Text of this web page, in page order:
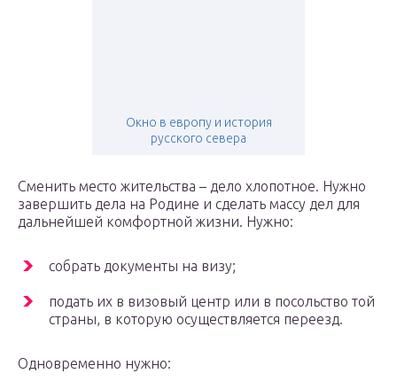
Окно в европу и история
русского севера
Сменить место жительства – дело хлопотное. Нужно
завершить дела на Родине и сделать массу дел для
дальнейшей комфортной жизни. Нужно:
собрать документы на визу;
подать их в визовый центр или в посольство той
страны, в которую осуществляется переезд.
Одновременно нужно: